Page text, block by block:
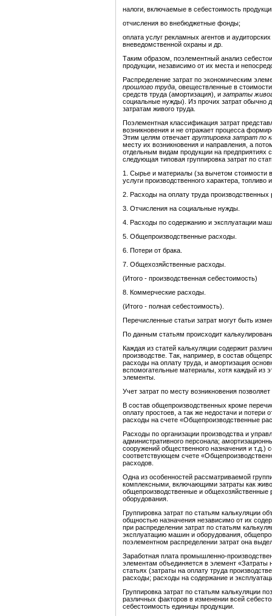
налоги, включаемые в себестоимость
отчисления во внебюджетные фонды;
оплата услуг рекламных агентов и
вневедомственной охраны и др.
Таким образом, поэлементный анализ
продукции, независимо от их места и
Распределение затрат по экономическим
прошлого труда , овеществленные в
средств труда (амортизация), и затраты
социальные нужды). Из прочих затрат обычно
затратам живого труда.
Поэлементная классификация затрат
возникновения и не отражает процесса
Этим целям отвечает группировка затрат по
месту их возникновения и направления, а
отдельным видам продукции на предприятиях
следующая типовая группировка затрат по
1. Сырье и материалы (за вычетом стоимости
услуги производственного характера, топливо
2. Расходы на оплату труда производственных
3. Отчисления на социальные нужды.
4. Расходы по содержанию и эксплуатации
5. Общепроизводственные расходы.
6. Потери от брака.
7. Общехозяйственные расходы.
(Итого - производственная себестоимость)
8. Коммерческие расходы.
(Итого - полная себестоимость).
Перечисленные статьи затрат могут быть
По данным статьям происходит
Каждая из статей калькуляции содержит
производстве. Так, например, в состав
расходы на оплату труда, и амортизация
вспомогательные материалы, хотя каждый из
элементы.
Учет затрат по месту возникновения
В состав общепроизводственных кроме
оплату простоев, а так же недостачи и потери
расходы на счете «Общепроизводственные
Расходы по организации производства и
административного персонала;
сооружений общественного назначения и
соответствующем счете
расходов.
Одна из особенностей рассматриваемой
комплексными, включающими затраты как
общепроизводственные и
оборудования.
Группировка затрат по статьям калькуляции
общностью назначения независимо от их
при распределении затрат по статьям
эксплуатацию машин и оборудования,
поэлементном распределении затрат она
Заработная плата промышленно-
элементам объединяется в элемент «Затраты
статьях (затраты на оплату труда
расходы; расходы на содержание и
Группировка затрат по статьям калькуляции
различных факторов в изменении всей
себестоимость единицы продукции.